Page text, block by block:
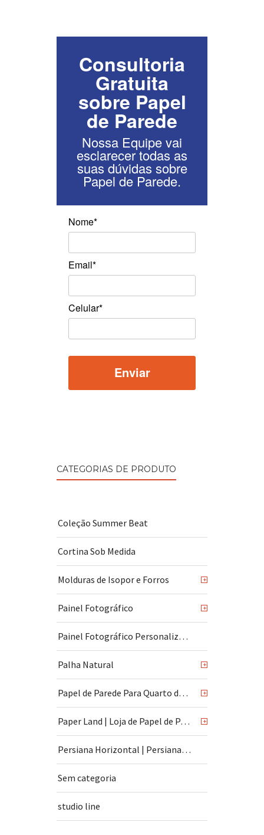
Consultoria
Gratuita
sobre Papel
de Parede
Nossa Equipe vai
esclarecer todas as
suas dúvidas sobre
Papel de Parede.
Nome*
Email*
Celular*
CATEGORIAS DE PRODUTO
Coleção Summer Beat
Cortina Sob Medida
Molduras de Isopor e Forros +
Painel Fotográfico +
Painel Fotográfico Personalizado
Palha Natural +
Papel de Parede Para Quarto de Bebê +
Paper Land | Loja de Papel de Parede | São Paulo +
Persiana Horizontal | Persiana Vertical
Sem categoria
studio line